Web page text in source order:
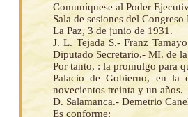
Comuníquese al Poder
Sala de sesiones del Congreso
La Paz, 3 de junio de 1931.
J. L. Tejada S.- Franz
Diputado Secretario.- MI. de
Por tanto, : la promulgo para
Palacio de Gobierno, en
novecientos treinta y un años.
D. Salamanca.- Demetrio
Es conforme: